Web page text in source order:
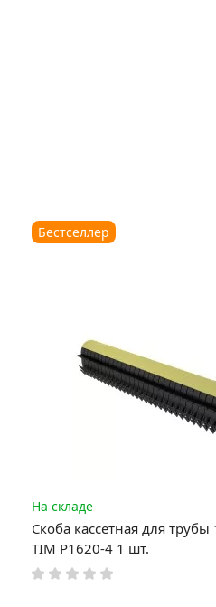
Бестселлер
На складе
Скоба кассетная для
TIM P1620-4 1 шт.